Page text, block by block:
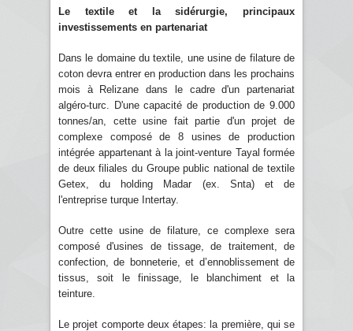
Le textile et la sidérurgie, principaux
investissements en partenariat
Dans le domaine du textile, une usine de filature de
coton devra entrer en production dans les prochains
mois à Relizane dans le cadre d'un partenariat
algéro-turc. D'une capacité de production de 9.000
tonnes/an, cette usine fait partie d'un projet de
complexe composé de 8 usines de production
intégrée appartenant à la joint-venture Tayal formée
de deux filiales du Groupe public national de textile
Getex, du holding Madar (ex. Snta) et de
l'entreprise turque Intertay.
Outre cette usine de filature, ce complexe sera
composé d'usines de tissage, de traitement, de
confection, de bonneterie, et d’ennoblissement de
tissus, soit le finissage, le blanchiment et la
teinture.
Le projet comporte deux étapes: la première, qui se